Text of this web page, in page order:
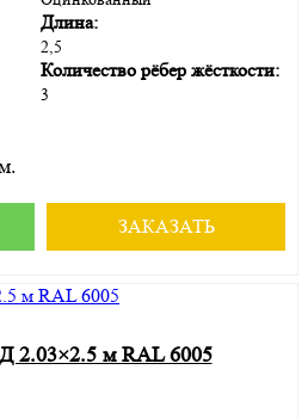
Длина:
2,5
Количество рёбер жёсткости:
3
ЗАКАЗАТЬ
2.03×2.5 м RAL 6005